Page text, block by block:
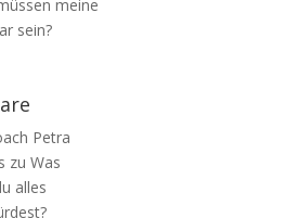
meine
sein?
Petra
zu Was
alles